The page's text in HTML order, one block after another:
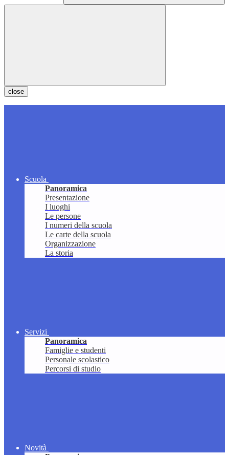
close
Scuola
Panoramica
Presentazione
I luoghi
Le persone
I numeri della scuola
Le carte della scuola
Organizzazione
La storia
Servizi
Panoramica
Famiglie e studenti
Personale scolastico
Percorsi di studio
Novità